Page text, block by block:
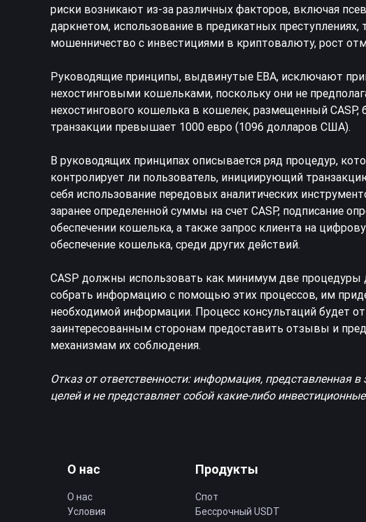
риски возникают из-за различных факторов, включая
даркнетом, использование в предикатных
мошенничество с инвестициями в криптовалюту, рост
Руководящие принципы, выдвинутые EBA, исключают
нехостинговыми кошельками, поскольку они не
нехостингового кошелька в кошелек, размещенный
транзакции превышает 1000 евро (1096 долларов США).
В руководящих принципах описывается ряд процедур,
контролирует ли пользователь, инициирующий
себя использование передовых аналитических
заранее определенной суммы на счет CASP, подписание
обеспечении кошелька, а также запрос клиента на
обеспечение кошелька, среди других действий.
CASP должны использовать как минимум две процедуры
собрать информацию с помощью этих процессов, им
необходимой информации. Процесс консультаций будет
заинтересованным сторонам предоставить отзывы и
механизмам их соблюдения.
Отказ от ответственности: информация, представленная
целей и не представляет собой какие-либо
О нас
О нас
Условия
Продукты
Спот
Бессрочный USDT